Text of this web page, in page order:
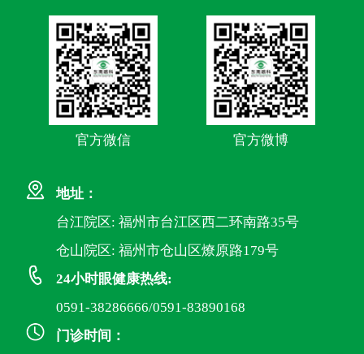
官方微信 官方微博
地址：
台江院区: 福州市台江区西二环南路35号
仓山院区: 福州市仓山区燎原路179号
24小时眼健康热线:
0591-38286666/0591-83890168
门诊时间：